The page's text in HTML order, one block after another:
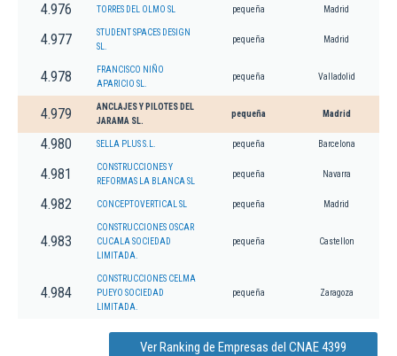
4.976 TORRES DEL OLMO SL pequeña Madrid
4.977
STUDENT SPACES DESIGN
SL.
pequeña Madrid
4.978
FRANCISCO NIÑO
APARICIO SL.
pequeña Valladolid
4.979
ANCLAJES Y PILOTES DEL
JARAMA SL.
pequeña Madrid
4.980 SELLA PLUS S.L. pequeña Barcelona
4.981
CONSTRUCCIONES Y
REFORMAS LA BLANCA SL
pequeña Navarra
4.982 CONCEPTOVERTICAL SL pequeña Madrid
4.983
CONSTRUCCIONES OSCAR
CUCALA SOCIEDAD
LIMITADA.
pequeña Castellon
4.984
CONSTRUCCIONES CELMA
PUEYO SOCIEDAD
LIMITADA.
pequeña Zaragoza
Ver Ranking de Empresas del CNAE 4399